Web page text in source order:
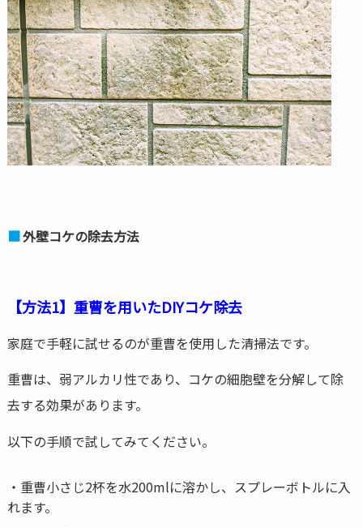
外壁コケの除去方法
【方法1】重曹を用いたDIYコケ除去
家庭で手軽に試せるのが重曹を使用した清掃法です。
重曹は、弱アルカリ性であり、コケの細胞壁を分解して除
去する効果があります。
以下の手順で試してみてください。
・重曹小さじ2杯を水200mlに溶かし、スプレーボトルに入
れます。